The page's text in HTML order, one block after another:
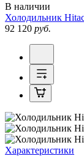
В наличии
Холодильник
92 120 руб.
Характеристики